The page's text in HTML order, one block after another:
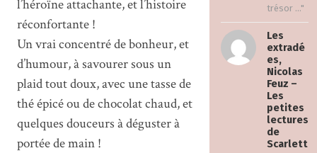
trésor ..."
Les
extradé
es,
Nicolas
Feuz –
Les
petites
lectures
de
Scarlett
l’héroïne attachante, et l’histoire
réconfortante !
Un vrai concentré de bonheur, et
d’humour, à savourer sous un
plaid tout doux, avec une tasse de
thé épicé ou de chocolat chaud, et
quelques douceurs à déguster à
portée de main !